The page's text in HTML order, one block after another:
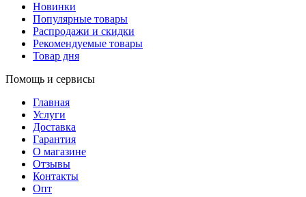
Новинки
Популярные товары
Распродажи и скидки
Рекомендуемые товары
Товар дня
Помощь и сервисы
Главная
Услуги
Доставка
Гарантия
О магазине
Отзывы
Контакты
Опт